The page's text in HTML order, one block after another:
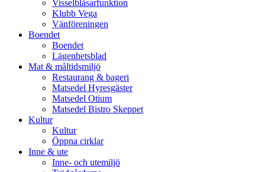
Visselblåsarfunktion
Klubb Vega
Vänföreningen
Boendet
Boendet
Lägenhetsblad
Mat & måltidsmiljö
Restaurang & bageri
Matsedel Hyresgäster
Matsedel Otium
Matsedel Bistro Skeppet
Kultur
Kultur
Öppna cirklar
Inne & ute
Inne- och utemiljö